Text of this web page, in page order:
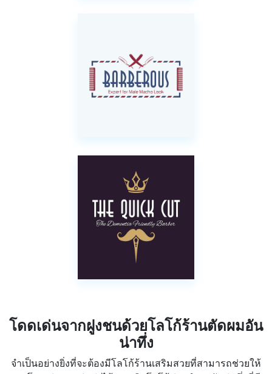
โดดเด่นจากฝูงชนด้วยโลโก้ร้านตัดผมอัน
น่าทึ่ง
จำเป็นอย่างยิ่งที่จะต้องมีโลโก้ร้านเสริมสวยที่สามารถช่วยให้